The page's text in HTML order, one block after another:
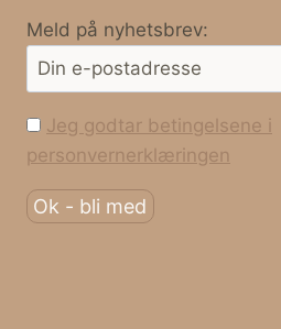
Meld på nyhetsbrev:
Jeg godtar betingelsene i
personvernerklæringen